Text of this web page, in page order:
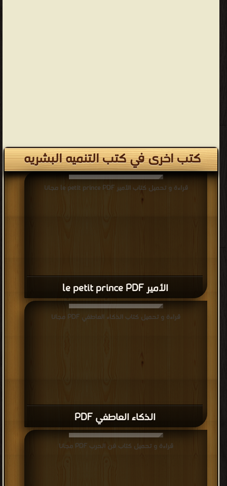
كتب اخرى في كتب التنميه البشريه
الأمير le petit prince PDF
قراءة و تحميل كتاب الأمير le petit prince PDF مجانا
الذكاء العاطفي PDF
قراءة و تحميل كتاب الذكاء العاطفي PDF مجانا
قراءة و تحميل كتاب فن الحرب PDF مجانا